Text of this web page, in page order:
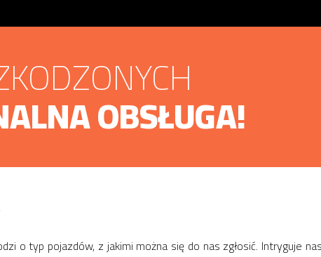
OBSŁUGA!
o typ pojazdów, z jakimi można się do nas zgłosić. Intryguje